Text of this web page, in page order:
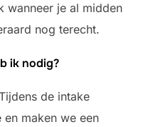
wanneer je al midden
nog terecht.
ik nodig?
de intake
maken we een